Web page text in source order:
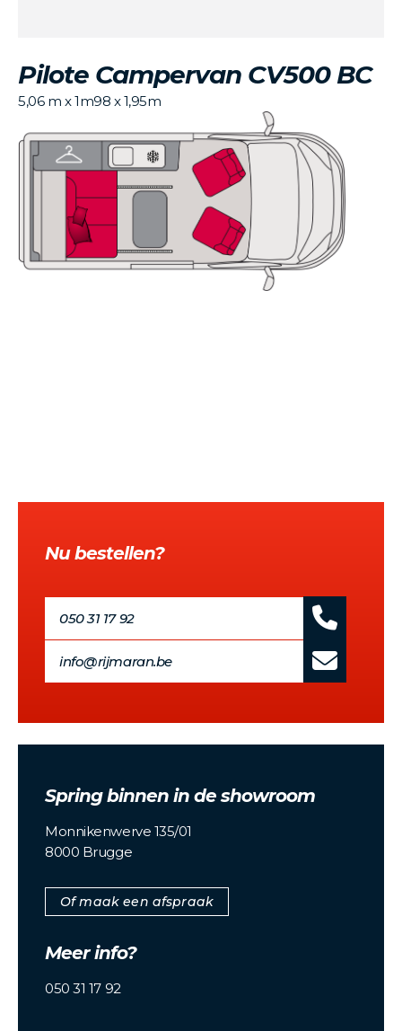
Pilote Campervan CV500 BC
5,06 m x 1m98 x 1,95m
Nu bestellen?
050 31 17 92
info@rijmaran.be
Spring binnen in de showroom
Monnikenwerve 135/01
8000 Brugge
Of maak een afspraak
Meer info?
050 31 17 92